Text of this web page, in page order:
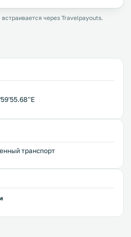
через Travelpayouts.
транспорт